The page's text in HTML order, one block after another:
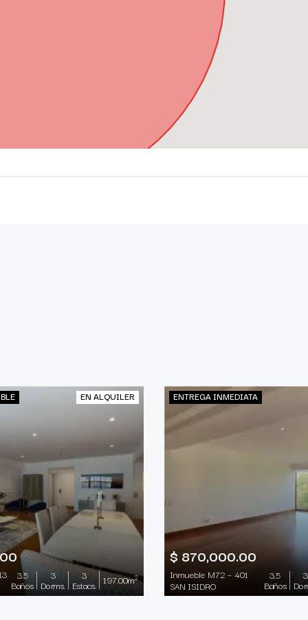
EN ALQUILER
3.5
Baños
3
Dorms.
3
Estacs. 197.00m2
ENTREGA INMEDIATA
$ 870,000.00
Inmueble M72 – 401
SAN ISIDRO
3.5
Baños
3